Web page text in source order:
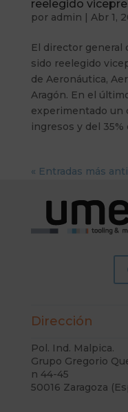
reelegido
por admin | Abr 1,
El director general
sido reelegido
de Aeronáutica,
Aragón. En el
experimentado un
ingresos y del 35%
« Entradas más
Dirección
Pol. Ind. Malpica.
Grupo Gregorio
n 44-45
50016 Zaragoza